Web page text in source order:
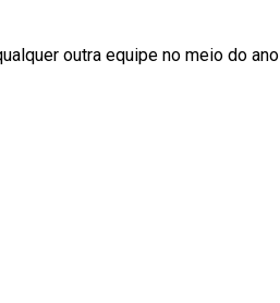
outra equipe no meio do ano